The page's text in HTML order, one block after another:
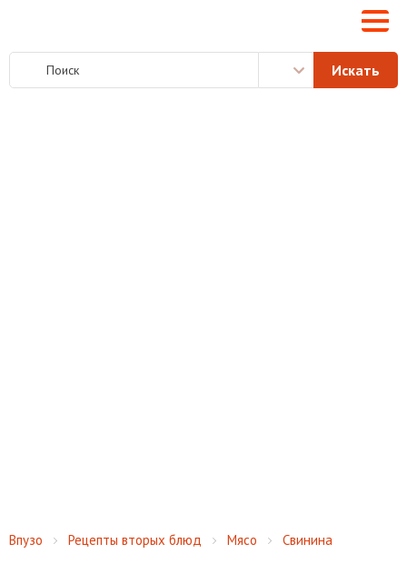
Впузо Рецепты вторых блюд Мясо Свинина